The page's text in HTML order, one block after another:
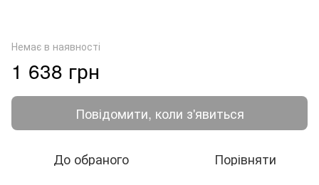
Немає в наявності
1 638 грн
Повідомити, коли з'явиться
До обраного Порівняти